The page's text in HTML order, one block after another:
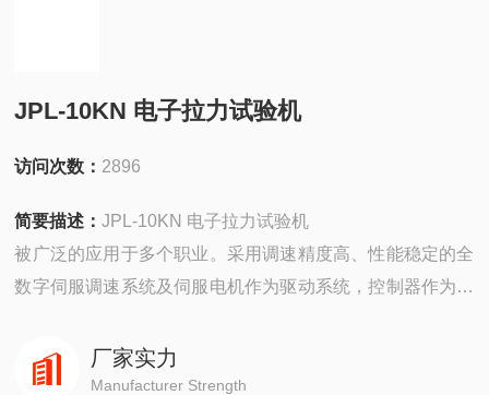
JPL-10KN 电子拉力试验机
访问次数： 2896
简要描述：JPL-10KN 电子拉力试验机
被广泛的应用于多个职业。采用调速精度高、性能稳定的全
数字伺服调速系统及伺服电机作为驱动系统，控制器作为控
件，实现试验力、试验力峰值、横梁位移、试验变形及试验
曲线的屏幕显示，所有试验操作均可以通过鼠标在计算机上
厂家实力
Manufacturer Strength